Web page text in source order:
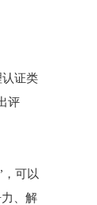
认证类
评
可以
、解